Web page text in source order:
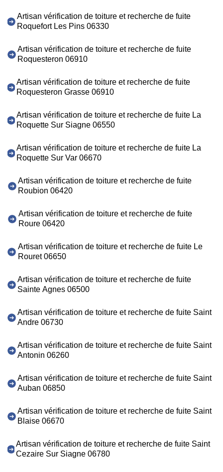
Artisan vérification de toiture et recherche de fuite
Roquefort Les Pins 06330
Artisan vérification de toiture et recherche de fuite
Roquesteron 06910
Artisan vérification de toiture et recherche de fuite
Roquesteron Grasse 06910
Artisan vérification de toiture et recherche de fuite La
Roquette Sur Siagne 06550
Artisan vérification de toiture et recherche de fuite La
Roquette Sur Var 06670
Artisan vérification de toiture et recherche de fuite
Roubion 06420
Artisan vérification de toiture et recherche de fuite
Roure 06420
Artisan vérification de toiture et recherche de fuite Le
Rouret 06650
Artisan vérification de toiture et recherche de fuite
Sainte Agnes 06500
Artisan vérification de toiture et recherche de fuite Saint
Andre 06730
Artisan vérification de toiture et recherche de fuite Saint
Antonin 06260
Artisan vérification de toiture et recherche de fuite Saint
Auban 06850
Artisan vérification de toiture et recherche de fuite Saint
Blaise 06670
Artisan vérification de toiture et recherche de fuite Saint
Cezaire Sur Siagne 06780